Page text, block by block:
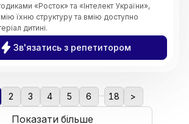
«Росток» та «Інтелект України»,
їхню структуру та вмію доступно
дитині.
я чітко планую кожен урок, стежу за
ефективно розподіляю час на занятті.
Створюю середовище, де дитина
запитання чи помилятися. Вірю, що
Зв'язатись з репетитором
2 3 4 5 6 ... 18 >
Показати більше